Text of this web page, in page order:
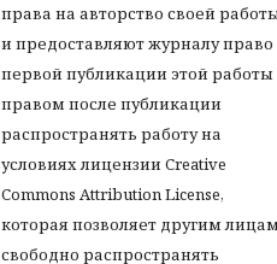
права на авторство своей
и предоставляют журналу право
первой публикации этой работы
правом после публикации
распространять работу на
условиях лицензии Creative
Commons Attribution License,
которая позволяет другим лицам
свободно распространять